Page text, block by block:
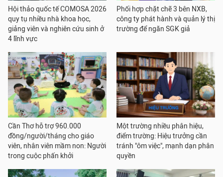
Hội thảo quốc tế COMOSA 2026
quy tụ nhiều nhà khoa học,
giảng viên và nghiên cứu sinh ở
4 lĩnh vực
Phối hợp chặt chẽ 3 bên NXB,
công ty phát hành và quản lý thị
trường để ngăn SGK giả
Cần Thơ hỗ trợ 960.000
đồng/người/tháng cho giáo
viên, nhân viên mầm non: Người
trong cuộc phấn khởi
Một trường nhiều phân hiệu,
điểm trường: Hiệu trưởng cần
tránh "ôm việc", mạnh dạn phân
quyền